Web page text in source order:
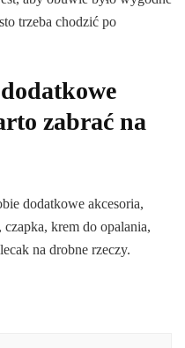
trzeba chodzić po
zabrać na
dodatkowe akcesoria,
krem do opalania,
na drobne rzeczy.